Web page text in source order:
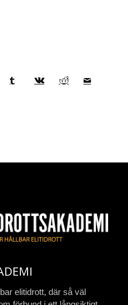
elitidrott, där så väl